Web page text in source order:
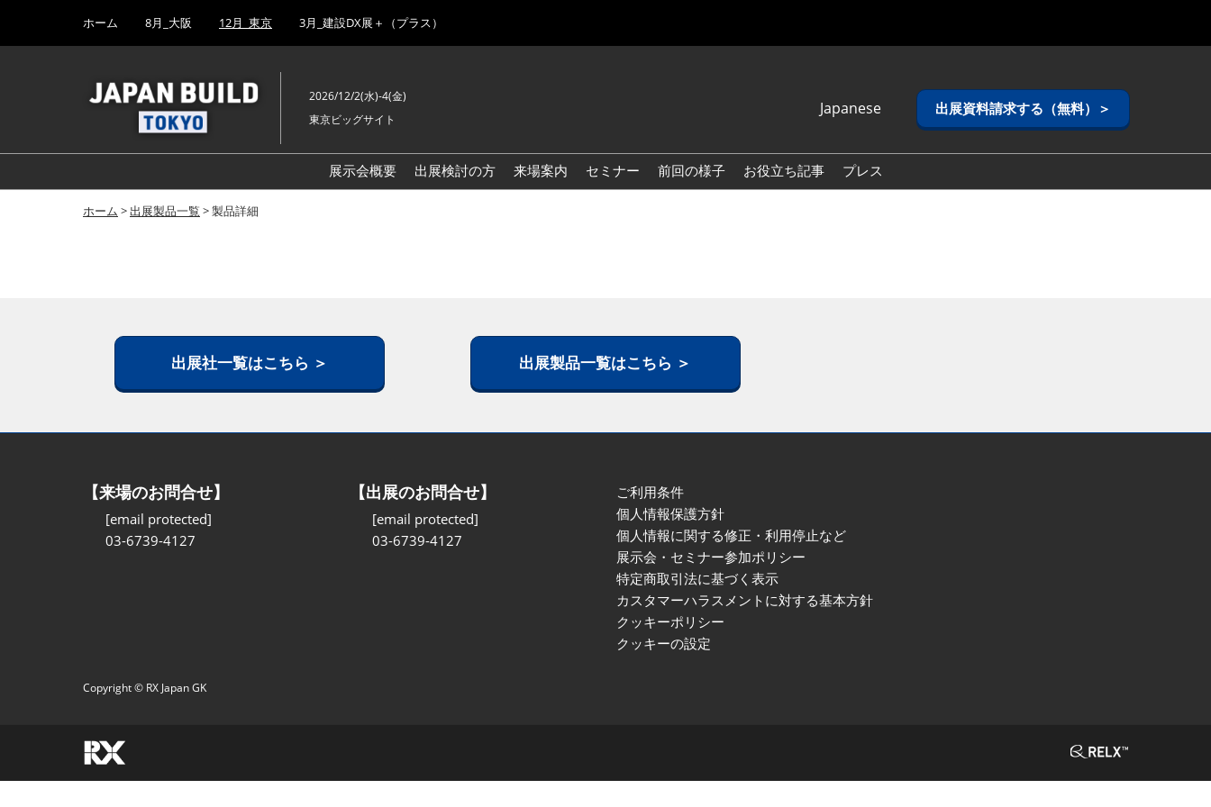
キ
し
to
ホーム 8月_大阪 12月_東京 3月_建設DX展＋（プラス）
2026/12/2(水)-4(金)
東京ビッグサイト
Japanese
English
Korean (Naver
出展資料請求する（無料）＞
展示会概要 出展検討の方 来場案内 セミナー 前回の様子 お役立ち記事 プレス
ホーム >出展製品一覧 > 製品詳細
出展社一覧はこちら ＞ 出展製品一覧はこちら ＞
【来場のお問合せ】
[email protected]
03-6739-4127
【出展のお問合せ】
[email protected]
03-6739-4127
ご利用条件
個人情報保護方針
個人情報に関する修正・利用停止など
展示会・セミナー参加ポリシー
特定商取引法に基づく表示
カスタマーハラスメントに対する基本方針
クッキーポリシー
クッキーの設定
Copyright © RX Japan GK